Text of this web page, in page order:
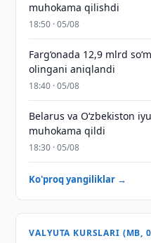
muhokama qilishdi
18:50 · 05/08
Farg‘onada 12,9 mlrd
olingani aniqlandi
18:40 · 05/08
Belarus va O‘zbekiston
muhokama qildi
18:30 · 05/08
Ko'proq yangiliklar →
VALYUTA KURSLARI (MB,